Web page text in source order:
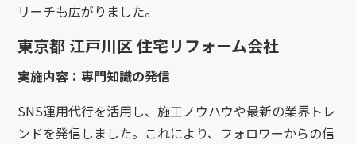
リーチも広がりました。
東京都 江戸川区 住宅リフォーム会社
実施内容：専門知識の発信
SNS運用代行を活用し、施工ノウハウや最新の業界トレ
ンドを発信しました。これにより、フォロワーからの信